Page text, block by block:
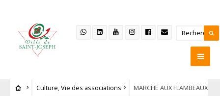
Culture,Vie des associations
MARCHE AUX FLAMBEAUX